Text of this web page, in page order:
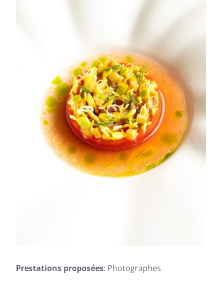
Prestations proposées: Photographes